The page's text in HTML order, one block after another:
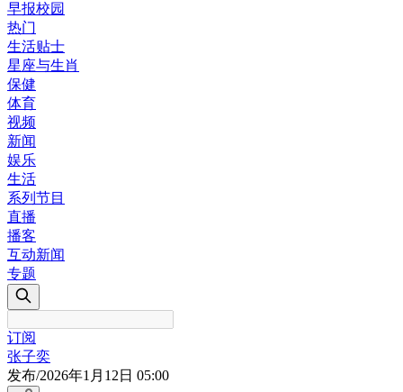
早报校园
热门
生活贴士
星座与生肖
保健
体育
视频
新闻
娱乐
生活
系列节目
直播
播客
互动新闻
专题
订阅
张子奕
发布/2026年1月12日 05:00